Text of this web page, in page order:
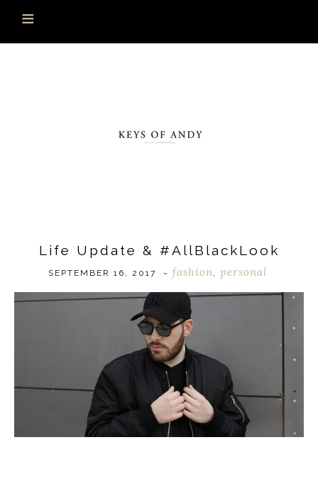
Life Update & #AllBlackLook
SEPTEMBER 16, 2017 ~ fashion personal